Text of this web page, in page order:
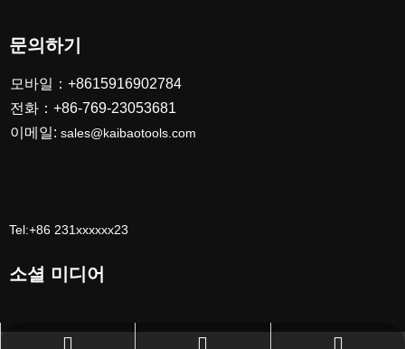
문의하기
모바일：+8615916902784
전화：+86-769-23053681
이메일: sales@kaibaotools.com
Tel:+86 231xxxxxx23
소셜 미디어